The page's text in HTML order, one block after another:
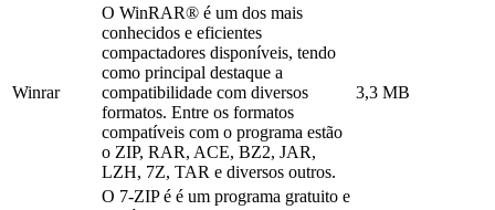
Winrar
O WinRAR® é um dos mais
conhecidos e eficientes
compactadores disponíveis, tendo
como principal destaque a
compatibilidade com diversos
formatos. Entre os formatos
compatíveis com o programa estão
o ZIP, RAR, ACE, BZ2, JAR,
LZH, 7Z, TAR e diversos outros.
3,3 MB
O 7-ZIP é é um programa gratuito e